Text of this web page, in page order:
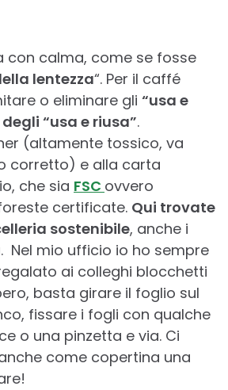
con calma, come se fosse
lentezza“. Per il caffé
o eliminare gli “usa e
“usa e riusa”.
(altamente tossico, va
corretto) e alla carta
che sia FSC ovvero
certificate. Qui trovate
sostenibile, anche i
Nel mio ufficio io ho sempre
ai colleghi blocchetti
basta girare il foglio sul
fissare i fogli con qualche
o una pinzetta e via. Ci
come copertina una